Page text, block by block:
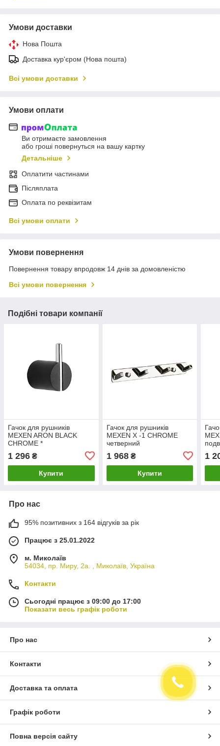
Умови доставки
Нова Пошта
Доставка кур'єром (Нова пошта)
Всі умови доставки
Умови оплати
Ви отримаєте замовлення
або гроші повернуться на вашу картку
Детальніше
Оплатити частинами
Післяплата
Оплата по реквізитам
Всі умови оплати
Умови повернення
Повернення товару впродовж 14 днів за домовленістю
Всі умови повернення
Подібні товари компанії
Гачок для рушників
MEXEN ARON BLACK
CHROME *
1 296 ₴
Купити
Гачок для рушників
MEXEN X -1 CHROME
четверний
1 968₴
Купити
1
Про нас
95% позитивних з 164 відгуків за рік
Працює з 25.01.2022
м. Миколаїв
54034, пр. Миру, 2а. , Миколаїв, Україна
Контакти
Сьогодні працює з 09:00 до 17:00
Показати весь графік роботи
Про нас
Контакти
Доставка та оплата
Графік роботи
Повна версія сайту